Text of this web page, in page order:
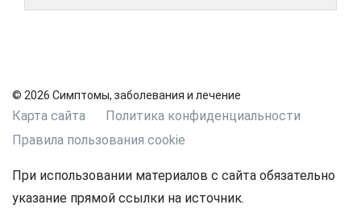
© 2026 Симптомы, заболевания и лечение
Карта сайта
Политика конфиденциальности
Правила пользования cookie
При использовании материалов с сайта обязательно
указание прямой ссылки на источник.